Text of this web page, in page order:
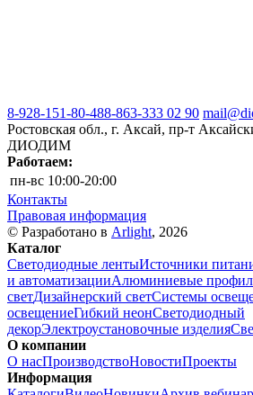
8-928-151-80-488-863-333 02 90
Ростовская обл., г. Аксай, пр-т
ДИОДИМ
Работаем:
пн-вс 10:00-20:00
Контакты
Правовая информация
© Разработано в Arlight, 2026
Каталог
Светодиодные лентыИсточники
и автоматизацииАлюминиевые
светДизайнерский светСистемы
освещениеГибкий неонСветодиодный
декорЭлектроустановочные изделия
О компании
О насПроизводствоНовостиПроекты
Информация